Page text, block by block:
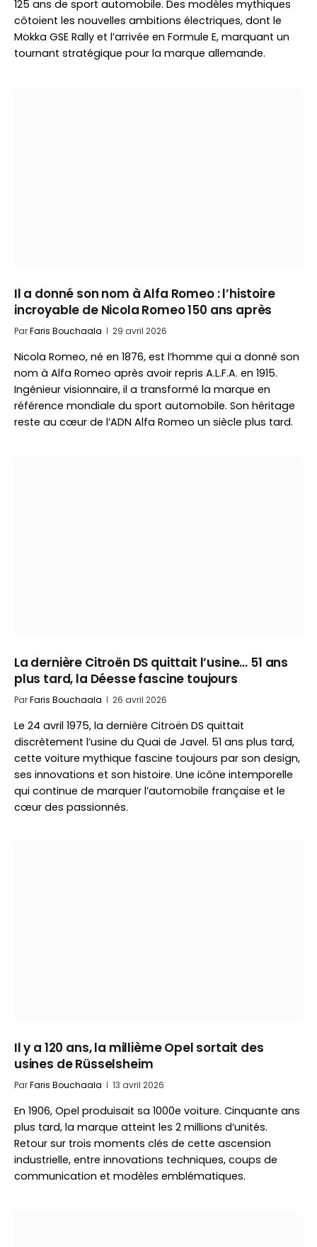
125 ans de sport automobile. Des modèles mythiques
côtoient les nouvelles ambitions électriques, dont le
Mokka GSE Rally et l’arrivée en Formule E, marquant un
tournant stratégique pour la marque allemande.
Il a donné son nom à Alfa Romeo : l’histoire
incroyable de Nicola Romeo 150 ans après
ParFaris Bouchaala 29 avril 2026
Nicola Romeo, né en 1876, est l’homme qui a donné son
nom à Alfa Romeo après avoir repris A.L.F.A. en 1915.
Ingénieur visionnaire, il a transformé la marque en
référence mondiale du sport automobile. Son héritage
reste au cœur de l’ADN Alfa Romeo un siècle plus tard.
La dernière Citroën DS quittait l’usine… 51 ans
plus tard, la Déesse fascine toujours
ParFaris Bouchaala 26 avril 2026
Le 24 avril 1975, la dernière Citroën DS quittait
discrètement l’usine du Quai de Javel. 51 ans plus tard,
cette voiture mythique fascine toujours par son design,
ses innovations et son histoire. Une icône intemporelle
qui continue de marquer l’automobile française et le
cœur des passionnés.
Il y a 120 ans, la millième Opel sortait des
usines de Rüsselsheim
ParFaris Bouchaala 13 avril 2026
En 1906, Opel produisait sa 1000e voiture. Cinquante ans
plus tard, la marque atteint les 2 millions d’unités.
Retour sur trois moments clés de cette ascension
industrielle, entre innovations techniques, coups de
communication et modèles emblématiques.